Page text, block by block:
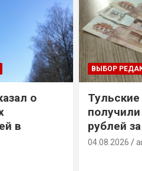
о
в
ВЫБОР
рублей
04.08.2026